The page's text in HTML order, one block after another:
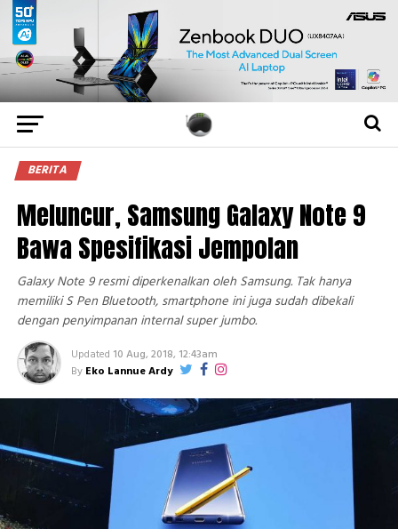
BERITA
Meluncur, Samsung Galaxy Note 9
Bawa Spesifikasi Jempolan
Galaxy Note 9 resmi diperkenalkan oleh Samsung. Tak hanya
memiliki S Pen Bluetooth, smartphone ini juga sudah dibekali
dengan penyimpanan internal super jumbo.
Updated 10 Aug, 2018, 12:43am
By Eko Lannue Ardy